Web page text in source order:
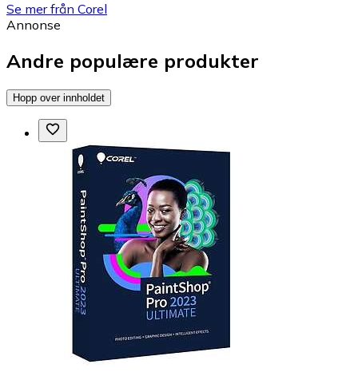
Se mer från Corel
Annonse
Andre populære produkter
Hopp over innholdet